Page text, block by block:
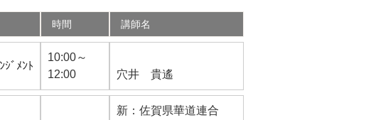
時間 講師名
ｼﾞﾒﾝﾄ
10:00～
12:00
穴井 貴遙
新：佐賀県華道連合